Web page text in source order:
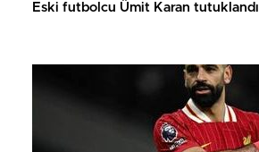
Eski futbolcu Ümit Karan tutuklandı